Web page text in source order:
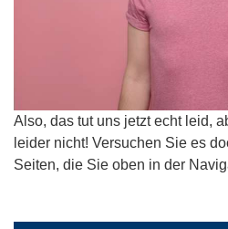
Also, das tut uns jetzt echt leid,
leider nicht! Versuchen Sie es
Seiten, die Sie oben in der